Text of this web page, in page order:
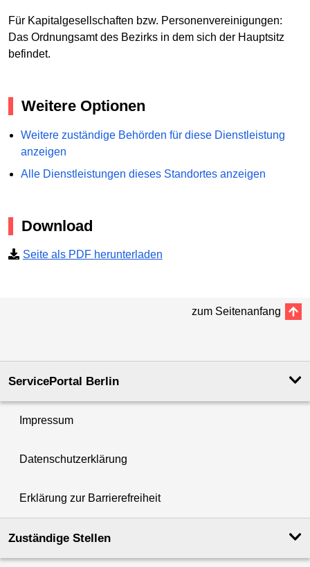
Für Kapitalgesellschaften bzw. Personenvereinigungen:
Das Ordnungsamt des Bezirks in dem sich der Hauptsitz
befindet.
Weitere Optionen
Weitere zuständige Behörden für diese Dienstleistung
anzeigen
Alle Dienstleistungen dieses Standortes anzeigen
Download
Seite als PDF herunterladen
zum Seitenanfang
ServicePortal Berlin
Impressum
Datenschutzerklärung
Erklärung zur Barrierefreiheit
Zuständige Stellen